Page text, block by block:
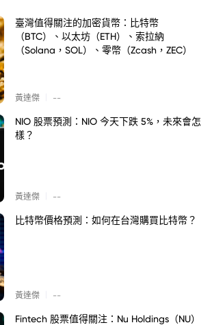
臺灣值得關注的加密貨幣：比特幣
（BTC）、以太坊（ETH）、索拉納
（Solana，SOL）、零幣（Zcash，ZEC）
黃達傑 --
NIO 股票預測：NIO 今天下跌 5%，未來會怎
樣？
黃達傑 --
比特幣價格預測：如何在台灣購買比特幣？
黃達傑 --
Fintech 股票值得關注：Nu Holdings（NU）